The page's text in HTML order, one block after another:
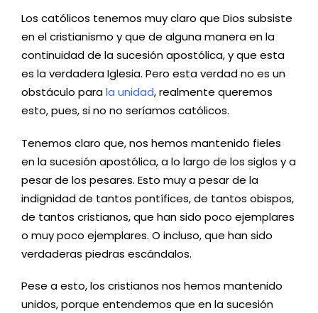
Los católicos tenemos muy claro que Dios subsiste
en el cristianismo y que de alguna manera en la
continuidad de la sucesión apostólica, y que esta
es la verdadera Iglesia. Pero esta verdad no es un
obstáculo parala unidad, realmente queremos
esto, pues, si no no seríamos católicos.
Tenemos claro que, nos hemos mantenido fieles
en la sucesión apostólica, a lo largo de los siglos y a
pesar de los pesares. Esto muy a pesar de la
indignidad de tantos pontífices, de tantos obispos,
de tantos cristianos, que han sido poco ejemplares
o muy poco ejemplares. O incluso, que han sido
verdaderas piedras escándalos.
Pese a esto, los cristianos nos hemos mantenido
unidos, porque entendemos que en la sucesión